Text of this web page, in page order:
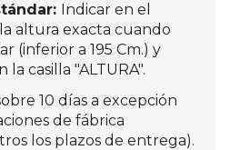
Indicar en el
altura exacta cuando
(inferior a 195 Cm.) y
casilla "ALTURA".
10 días a excepción
de fábrica
los plazos de entrega).